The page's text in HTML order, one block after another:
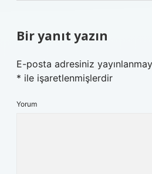
Bir yanıt yazın
E-posta adresiniz
* ile işaretlenmişlerdir
Yorum